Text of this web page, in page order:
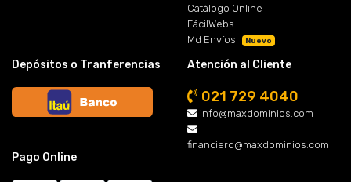
Catálogo Online
FácilWebs
Md Envíos
Nuevo
Depósitos o Tranferencias
Pago Online
Atención al Cliente
021 729 4040
info@maxdominios.com
financiero@maxdominios.com